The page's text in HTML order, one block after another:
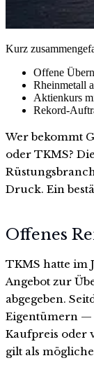
Kurz
Offene
Rheinmetall
Aktienkurs
Rekord-
Wer bekommt
oder TKMS?
Druck. Ein
Offenes
TKMS hatte im
Angebot zur
abgegeben.
Eigentümern —
Kaufpreis oder
gilt als